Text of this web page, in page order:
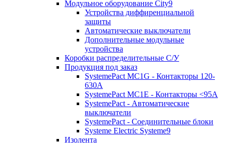
Модульное оборудование City9
Устройства диффиренциальной
защиты
Автоматические выключатели
Дополнительные модульные
устройства
Коробки распределительные C/У
Продукция под заказ
SystemePact MC1G - Контакторы 120-
630A
SystemePact MC1E - Контакторы <95A
SystemePact - Автоматические
выключатели
SystemePact - Соединительные блоки
Systeme Electric Systeme9
Изолента